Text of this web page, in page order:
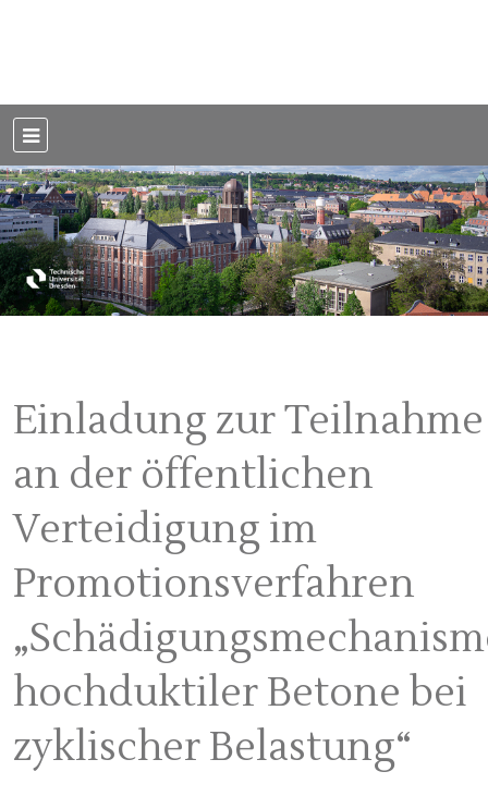
Dresden
Einladung zur Teilnahme
an der öffentlichen
Verteidigung im
Promotionsverfahren
hochduktiler Betone bei
zyklischer Belastung“